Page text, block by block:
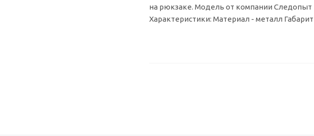
на рюкзаке. Модель от компании
Характеристики: Материал - металл